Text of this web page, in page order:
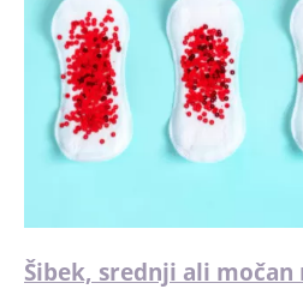
Šibek, srednji ali